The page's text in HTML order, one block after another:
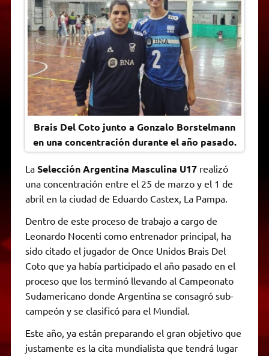
A
p
p
r
a
m
e
r
o
o
k
n
g
e
r
i
n
k
F
r
i
e
l
y
Brais Del Coto junto a Gonzalo Borstelmann
en una concentración durante el año pasado.
La Selección Argentina Masculina U17realizó
una concentración entre el 25 de marzo y el 1 de
abril en la ciudad de Eduardo Castex, La Pampa.
Dentro de este proceso de trabajo a cargo de
Leonardo Nocenti como entrenador principal, ha
sido citado el jugador de Once Unidos Brais Del
Coto que ya había participado el año pasado en el
proceso que los terminó llevando al Campeonato
Sudamericano donde Argentina se consagró sub-
campeón y se clasificó para el Mundial.
Este año, ya están preparando el gran objetivo que
justamente es la cita mundialista que tendrá lugar